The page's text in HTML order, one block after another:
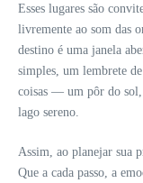
Esses lugares são
livremente ao som das
destino é uma janela
simples, um lembrete
coisas — um pôr do sol,
lago sereno.
Assim, ao planejar sua
Que a cada passo, a